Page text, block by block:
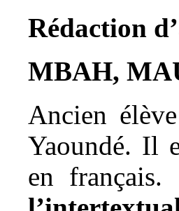
Rédaction
MBAH,
Ancien
Yaoundé. Il
en français.